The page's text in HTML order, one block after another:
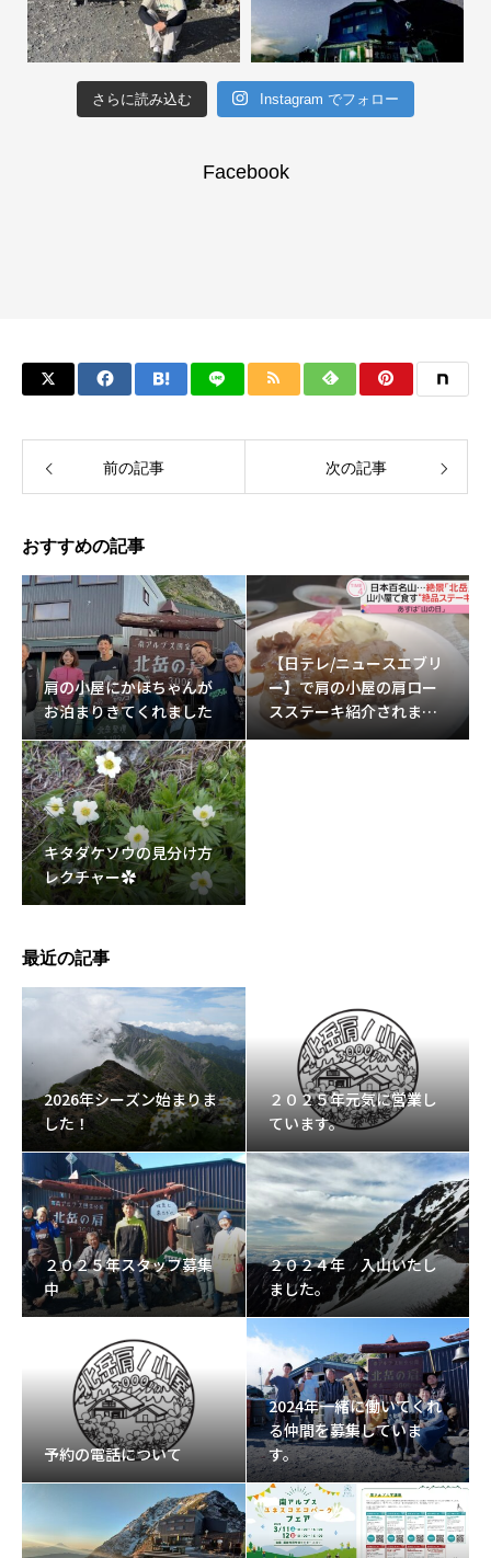
さらに読み込む Instagram でフォロー
Facebook
前の記事 次の記事
おすすめの記事
肩の小屋にかほちゃんが
お泊まりきてくれました
【日テレ/ニュースエブリ
ー】で肩の小屋の肩ロー
スステーキ紹介されまし
た。
キタダケソウの見分け方
レクチャー✿
最近の記事
2026年シーズン始まりま
した！
２０２５年元気に営業し
ています。
２０２５年スタッフ募集
中
２０２４年 入山いたし
ました。
予約の電話について
2024年一緒に働いてくれ
る仲間を募集していま
す。